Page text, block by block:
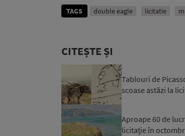
TAGS double eagle licitatie
CITEȘTE ȘI
Tablouri de
scoase astăzi la
Aproape 60 de
licitație în